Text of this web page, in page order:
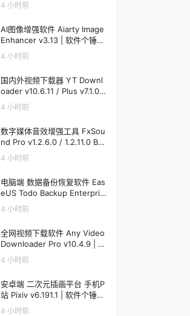
4 小时前
AI图像增强软件 Aiarty Image
Enhancer v3.13 | 软件个锤子
| R1848
4 小时前
国内外视频下载器 YT Downl
oader v10.6.11 / Plus v7.1.0
Mac v7.1.0 | 软件个锤子 | R12
20
4 小时前
数字媒体音效增强工具 FxSou
nd Pro v1.2.6.0 / 1.2.11.0 Bet
a | 软件个锤子 | R1913
4 小时前
电脑端 数据备份恢复软件 Eas
eUS Todo Backup Enterpris
e v16.3.1 | 软件个锤子 | R304
4
4 小时前
全网视频下载软件 Any Video
Downloader Pro v10.4.9 | 软
件个锤子 | R1222
4 小时前
安卓端 二次元插画平台 手机P
站 Pixiv v6.191.1 | 软件个锤子
| R1241
4 小时前